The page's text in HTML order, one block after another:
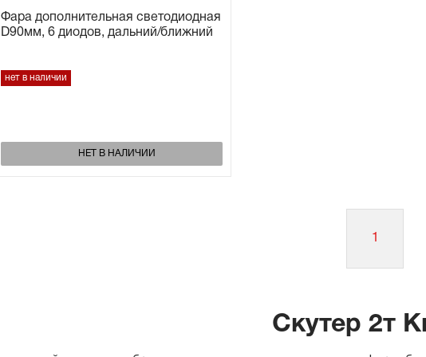
Фара дополнительная светодиодная
D90мм, 6 диодов, дальний/ближний
нет в наличии
НЕТ В НАЛИЧИИ
1
Скутер 2т